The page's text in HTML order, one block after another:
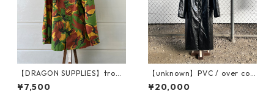
【DRAGON SUPPLIES】tropi
cal combat jkt
¥7,500
【unknown】PVC / over coa
t¥20,000